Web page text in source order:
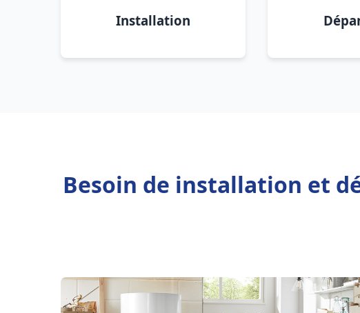
Installation
Besoin de installation et